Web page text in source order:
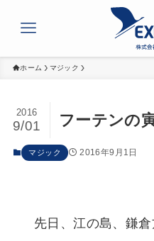
ホーム マジック
フーテンの
2016
9/01
マジック 2016年9月1日
先日、江の島、鎌